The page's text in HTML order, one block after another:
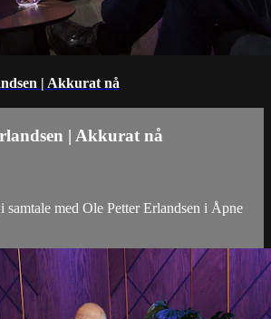
| Akkurat nå
| Akkurat nå
samtale med Ole Petter Erlandsen i Åpne